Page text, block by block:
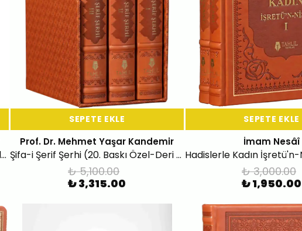
Mişkâtü’l-Mesâbîh’ten Seçme Hadisler (Deri Kapak -3 Cilt)
SEPETE EKLE
Prof. Dr. Mehmet Yaşar Kandemir
Şifa-i Şerif Şerhi (20. Baskı Özel-Deri Kutulu-3 Cilt-Bez Çanta Hediyeli)
₺ 5,100.00
₺ 3,315.00
SEPETE EKLE
İmam Nesâî
₺ 3,000.00
₺ 1,950.00